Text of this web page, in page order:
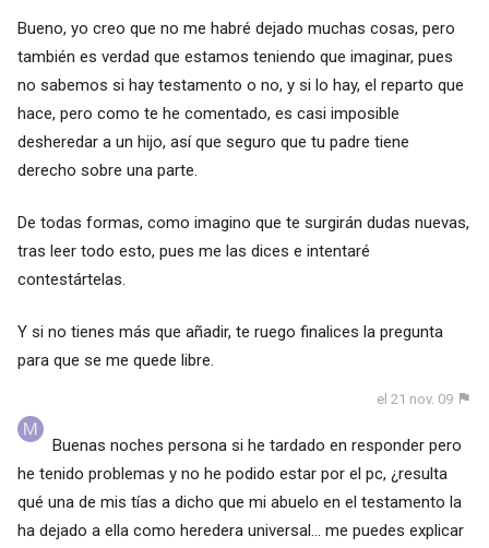
Bueno, yo creo que no me habré dejado muchas cosas, pero
también es verdad que estamos teniendo que imaginar, pues
no sabemos si hay testamento o no, y si lo hay, el reparto que
hace, pero como te he comentado, es casi imposible
desheredar a un hijo, así que seguro que tu padre tiene
derecho sobre una parte.
De todas formas, como imagino que te surgirán dudas nuevas,
tras leer todo esto, pues me las dices e intentaré
contestártelas.
Y si no tienes más que añadir, te ruego finalices la pregunta
para que se me quede libre.
el 21 nov. 09
Buenas noches persona si he tardado en responder pero
he tenido problemas y no he podido estar por el pc, ¿resulta
qué una de mis tías a dicho que mi abuelo en el testamento la
ha dejado a ella como heredera universal... me puedes explicar